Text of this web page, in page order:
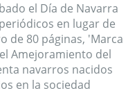
el Día de Navarra
en lugar de
de 80 páginas, 'Marca
Amejoramiento del
navarros nacidos
en la sociedad